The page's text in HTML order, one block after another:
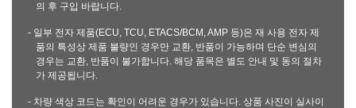
의 후 구입 바랍니다.
- 일부 전자 제품(ECU, TCU, ETACS/BCM, AMP 등)은 재 사용 전자 제
품의 특성상 제품 불량인 경우만 교환, 반품이 가능하며 단순 변심의
경우는 교환, 반품이 불가합니다. 해당 품목은 별도 안내 및 동의 절차
가 제공됩니다.
- 차량 색상 코드는 확인이 어려운 경우가 있습니다. 상품 사진이 실사이